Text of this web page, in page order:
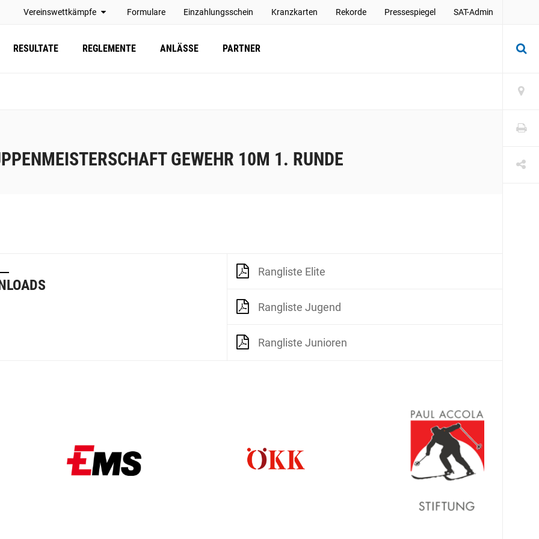
Vereinswettkämpfe Formulare Einzahlungsschein Kranzkarten Rekorde Pressespiegel SAT-Admin
RESULTATE REGLEMENTE ANLÄSSE PARTNER
GEWEHR 10M 1. RUNDE
Rangliste Elite
Rangliste Jugend
Rangliste Junioren